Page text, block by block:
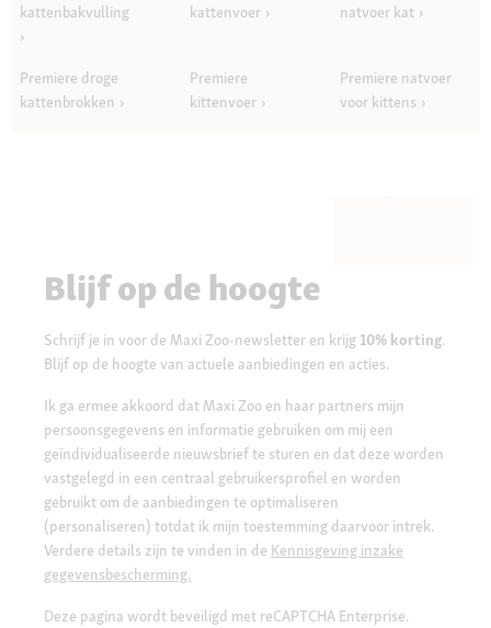
kattenbakvulling
kattenvoer
natvoer kat
Premiere droge
kattenbrokken
Premiere
kittenvoer
Premiere natvoer
voor kittens
Blijf op de hoogte
Schrijf je in voor de Maxi Zoo-newsletter en krijg 10% korting.
Blijf op de hoogte van actuele aanbiedingen en acties.
Ik ga ermee akkoord dat Maxi Zoo en haar partners mijn
persoonsgegevens en informatie gebruiken om mij een
geïndividualiseerde nieuwsbrief te sturen en dat deze worden
vastgelegd in een centraal gebruikersprofiel en worden
gebruikt om de aanbiedingen te optimaliseren
(personaliseren) totdat ik mijn toestemming daarvoor intrek.
Verdere details zijn te vinden in de Kennisgeving inzake
gegevensbescherming.
Deze pagina wordt beveiligd met reCAPTCHA Enterprise.